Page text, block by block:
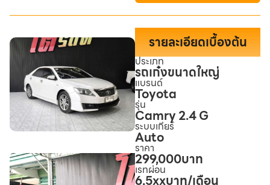
รายละเอียดเบื้องต้น
ประเภท
รถเก๋งขนาดใหญ่
แบรนด์
Toyota
รุ่น
Camry 2.4 G
ระบบเกียร์
Auto
ราคา
299,000บาท
เรทผ่อน
6,5xxบาท/เดือน